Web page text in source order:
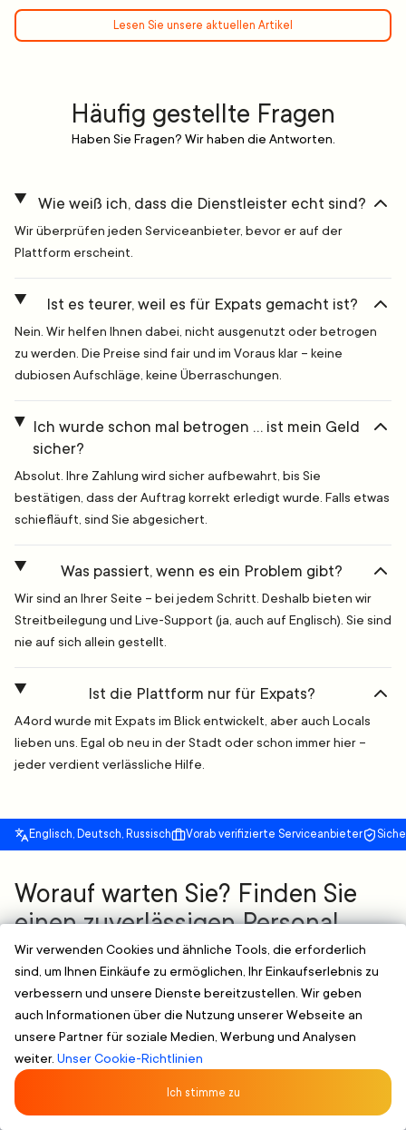
Lesen Sie unsere aktuellen Artikel
Häufig gestellte Fragen
Haben Sie Fragen? Wir haben die Antworten.
Wie weiß ich, dass die Dienstleister echt sind?
Wir überprüfen jeden Serviceanbieter, bevor er auf der
Plattform erscheint.
Ist es teurer, weil es für Expats gemacht ist?
Nein. Wir helfen Ihnen dabei, nicht ausgenutzt oder betrogen
zu werden. Die Preise sind fair und im Voraus klar – keine
dubiosen Aufschläge, keine Überraschungen.
Ich wurde schon mal betrogen … ist mein Geld
sicher?
Absolut. Ihre Zahlung wird sicher aufbewahrt, bis Sie
bestätigen, dass der Auftrag korrekt erledigt wurde. Falls etwas
schiefläuft, sind Sie abgesichert.
Was passiert, wenn es ein Problem gibt?
Wir sind an Ihrer Seite – bei jedem Schritt. Deshalb bieten wir
Streitbeilegung und Live-Support (ja, auch auf Englisch). Sie sind
nie auf sich allein gestellt.
Ist die Plattform nur für Expats?
A4ord wurde mit Expats im Blick entwickelt, aber auch Locals
lieben uns. Egal ob neu in der Stadt oder schon immer hier –
jeder verdient verlässliche Hilfe.
Englisch, Deutsch, Russisch Vorab verifizierte Serviceanbieter
Worauf warten Sie? Finden Sie
einen zuverlässigen Personal
Stylist Services Near You Fast
Compare. Auswählen. Buchen. It's that easy.
Blättern nach Stil oder Bedarf-Finden Sie einen
vertrauenswürdigen Dienstleister, der Ihren Bedürfnissen
entspricht.“
Geprüfte & klare Profile-Kompetente Fachleute mit
-Buchen Sie online und wählen Sie eine
Zeit, die für Sie passt, ohne zusätzlichen Aufwand.
Wir verwenden Cookies und ähnliche Tools, die erforderlich
sind, um Ihnen Einkäufe zu ermöglichen, Ihr Einkaufserlebnis zu
verbessern und unsere Dienste bereitzustellen. Wir geben
auch Informationen über die Nutzung unserer Webseite an
unsere Partner für soziale Medien, Werbung und Analysen
weiter. Unser Cookie-Richtlinien
Ich stimme zu